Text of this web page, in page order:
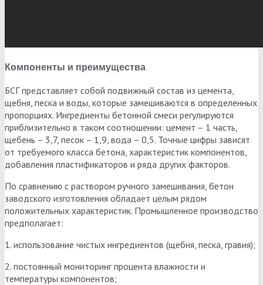
Компоненты и преимущества
БСГ представляет собой подвижный состав из цемента,
щебня, песка и воды, которые замешиваются в определенных
пропорциях. Ингредиенты бетонной смеси регулируются
приблизительно в таком соотношении: цемент – 1 часть,
щебень – 3,7, песок – 1,9, вода – 0,5. Точные цифры зависят
от требуемого класса бетона, характеристик компонентов,
добавления пластификаторов и ряда других факторов.
По сравнению с раствором ручного замешивания, бетон
заводского изготовления обладает целым рядом
положительных характеристик. Промышленное производство
предполагает:
1. использование чистых ингредиентов (щебня, песка, гравия);
2. постоянный мониторинг процента влажности и
температуры компонентов;